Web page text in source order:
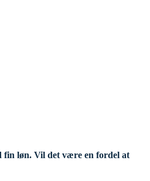
fin løn. Vil det være en fordel at